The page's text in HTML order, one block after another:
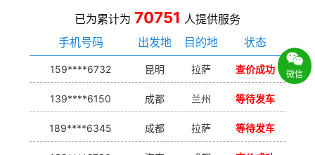
已为累计为 70751 人提供服务
手机号码
出发地 目的地 状态
159****6732 昆明 拉萨 查价成功
139****6150 成都 兰州 等待发车
189****6345 成都 拉萨 等待发车
微信